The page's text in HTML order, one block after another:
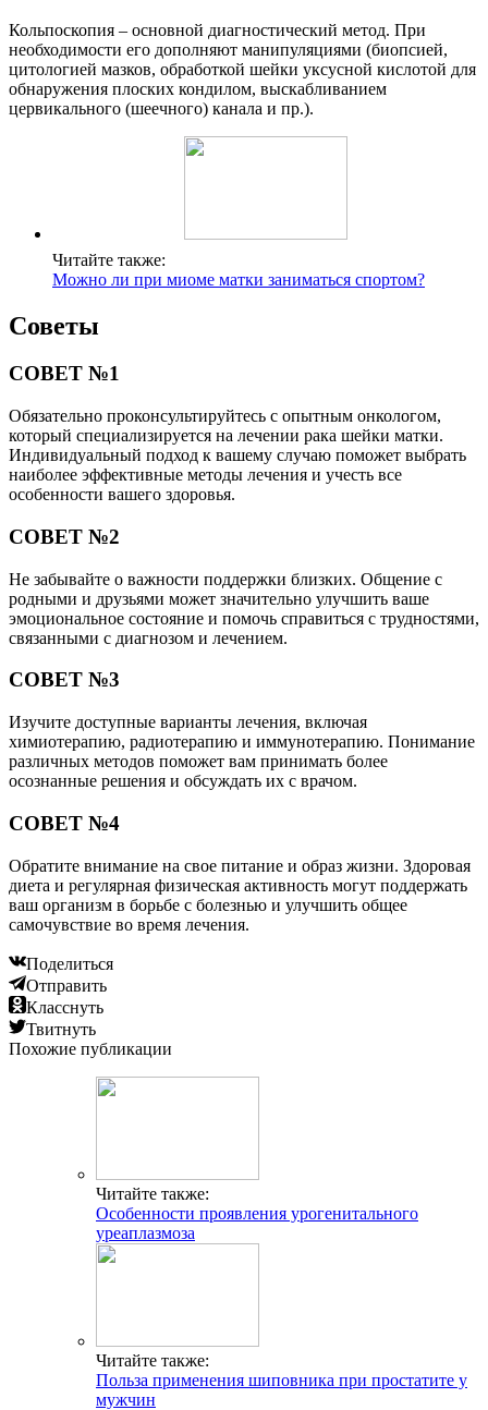
Кольпоскопия – основной диагностический метод. При
необходимости его дополняют манипуляциями (биопсией,
цитологией мазков, обработкой шейки уксусной кислотой для
обнаружения плоских кондилом, выскабливанием
цервикального (шеечного) канала и пр.).
Читайте также:
Можно ли при миоме матки заниматься спортом?
Советы
СОВЕТ №1
Обязательно проконсультируйтесь с опытным онкологом,
который специализируется на лечении рака шейки матки.
Индивидуальный подход к вашему случаю поможет выбрать
наиболее эффективные методы лечения и учесть все
особенности вашего здоровья.
СОВЕТ №2
Не забывайте о важности поддержки близких. Общение с
родными и друзьями может значительно улучшить ваше
эмоциональное состояние и помочь справиться с трудностями,
связанными с диагнозом и лечением.
СОВЕТ №3
Изучите доступные варианты лечения, включая
химиотерапию, радиотерапию и иммунотерапию. Понимание
различных методов поможет вам принимать более
осознанные решения и обсуждать их с врачом.
СОВЕТ №4
Обратите внимание на свое питание и образ жизни. Здоровая
диета и регулярная физическая активность могут поддержать
ваш организм в борьбе с болезнью и улучшить общее
самочувствие во время лечения.
Поделиться
Отправить
Класснуть
Твитнуть
Похожие публикации
Читайте также:
Особенности проявления урогенитального
уреаплазмоза
Читайте также:
Польза применения шиповника при простатите у
мужчин